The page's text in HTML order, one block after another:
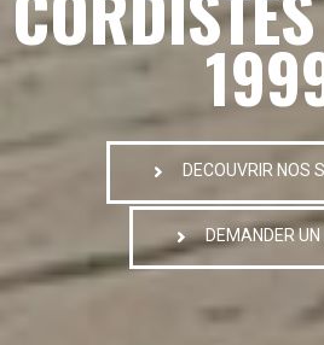
DECOUVRIR NOS
DEMANDER UN